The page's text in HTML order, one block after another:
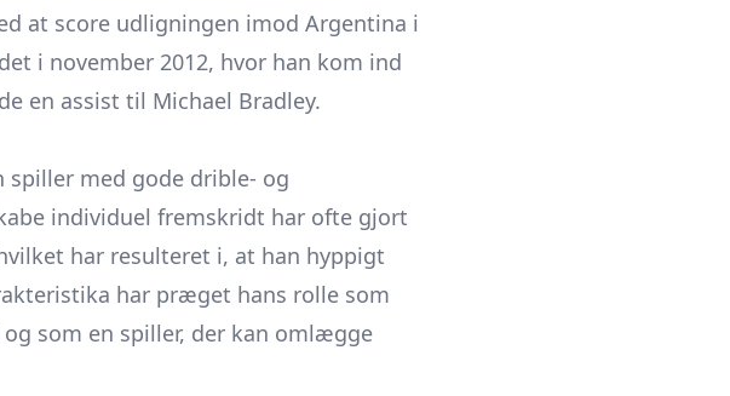
at score udligningen imod Argentina i
i november 2012, hvor han kom ind
en assist til Michael Bradley.
med gode drible- og
individuel fremskridt har ofte gjort
har resulteret i, at han hyppigt
har præget hans rolle som
som en spiller, der kan omlægge